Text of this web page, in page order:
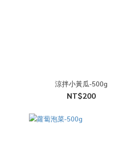
涼拌小黃瓜-500g
NT$200